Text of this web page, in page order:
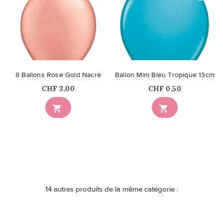

8 Ballons Rose Gold Nacré
Prix
CHF 3,00

Ballon Mini Bleu Tropique 13cm
Prix
CHF 0,50
14 autres produits de la même catégorie :